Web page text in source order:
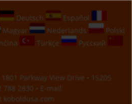
Deutsch
Español
Magyar Nederlands
Polski
Türkçe
Русский
Parkway View Drive • 15205
788 2830 • E-mail:
koboldusa.com